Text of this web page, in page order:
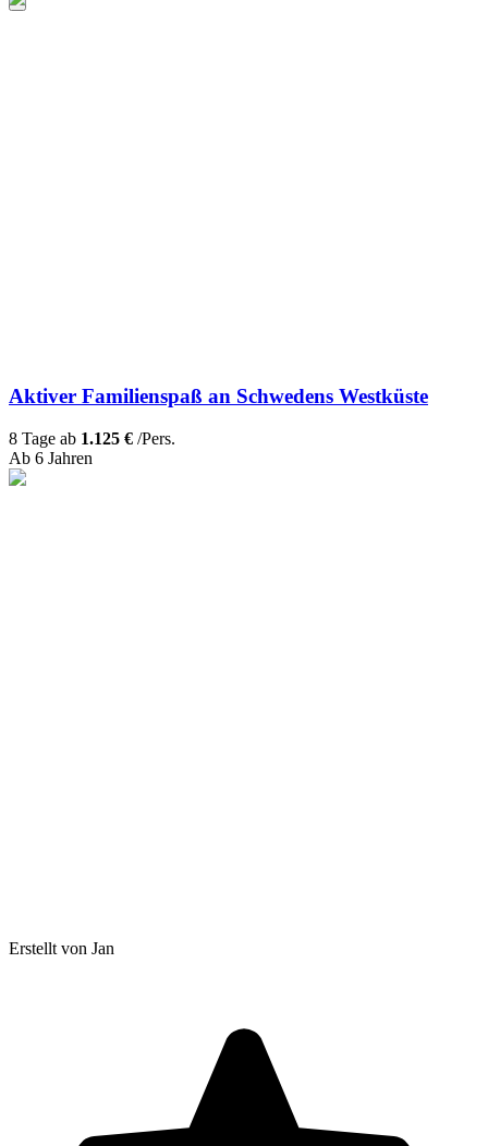
Aktiver Familienspaß an Schwedens Westküste
8 Tage ab 1.125 € /Pers.
Ab 6 Jahren
Erstellt von Jan